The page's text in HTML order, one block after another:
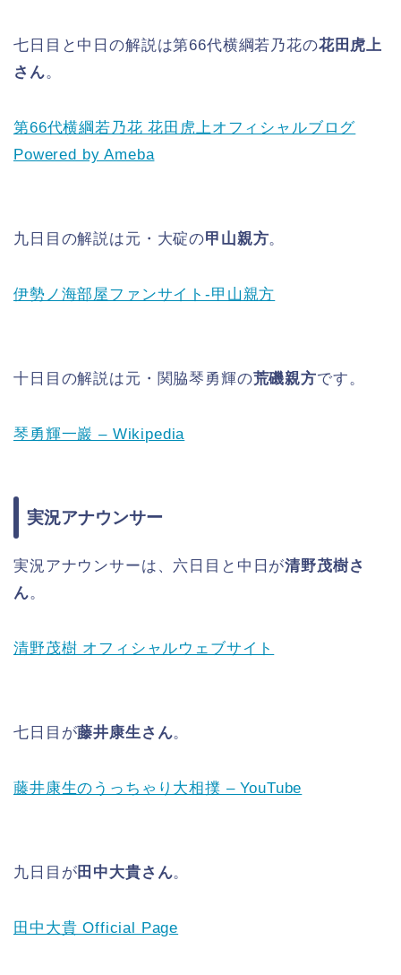
七日目と中日の解説は第66代横綱若乃花の花田虎上
さん。
第66代横綱若乃花 花田虎上オフィシャルブログ
Powered by Ameba
九日目の解説は元・大碇の甲山親方。
伊勢ノ海部屋ファンサイト-甲山親方
十日目の解説は元・関脇琴勇輝の荒磯親方です。
琴勇輝一巖 – Wikipedia
実況アナウンサー
実況アナウンサーは、六日目と中日が清野茂樹さ
ん。
清野茂樹 オフィシャルウェブサイト
七日目が藤井康生さん。
藤井康生のうっちゃり大相撲 – YouTube
九日目が田中大貴さん。
田中大貴 Official Page